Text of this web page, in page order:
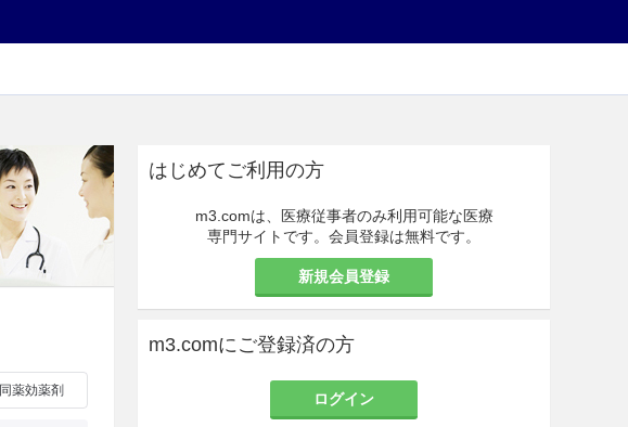
同薬効薬剤
はじめてご利用の方
m3.comは、医療従事者のみ利用可能な医療
専門サイトです。会員登録は無料です。
新規会員登録
m3.comにご登録済の方
ログイン